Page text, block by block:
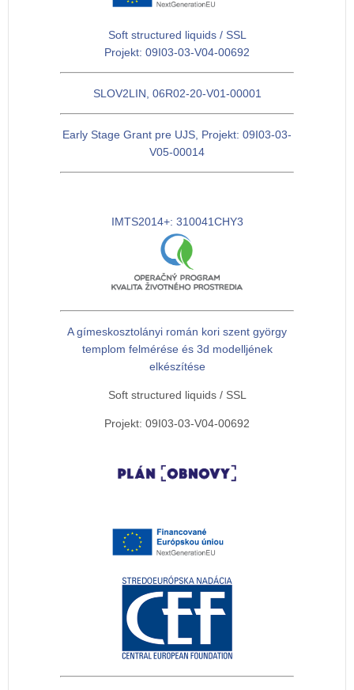
Soft structured liquids / SSL
Projekt: 09I03-03-V04-00692
SLOV2LIN, 06R02-20-V01-00001
Early Stage Grant pre UJS, Projekt: 09I03-03-
V05-00014
IMTS2014+: 310041CHY3
A gímeskosztolányi román kori szent györgy
templom felmérése és 3d modelljének
elkészítése
Soft structured liquids / SSL
Projekt: 09I03-03-V04-00692